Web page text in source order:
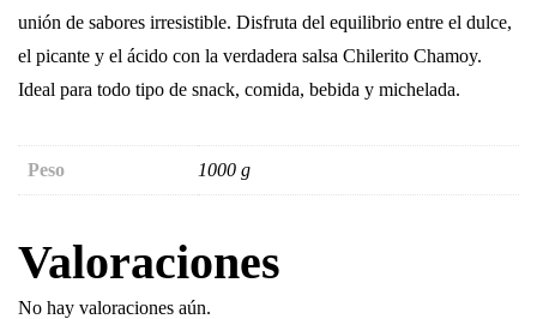
unión de sabores irresistible. Disfruta del equilibrio entre el dulce,
el picante y el ácido con la verdadera salsa Chilerito Chamoy.
Ideal para todo tipo de snack, comida, bebida y michelada.
Peso 1000 g
Valoraciones
No hay valoraciones aún.